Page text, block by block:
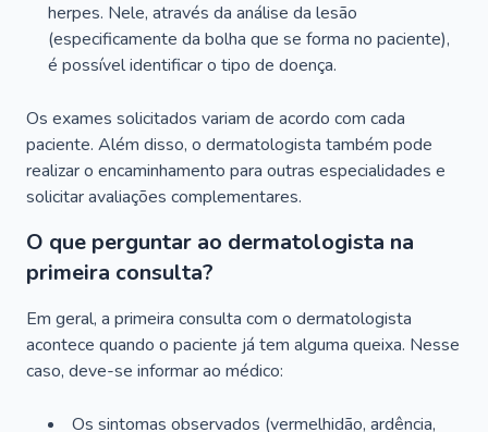
herpes. Nele, através da análise da lesão
(especificamente da bolha que se forma no paciente),
é possível identificar o tipo de doença.
Os exames solicitados variam de acordo com cada
paciente. Além disso, o dermatologista também pode
realizar o encaminhamento para outras especialidades e
solicitar avaliações complementares.
O que perguntar ao dermatologista na
primeira consulta?
Em geral, a primeira consulta com o dermatologista
acontece quando o paciente já tem alguma queixa. Nesse
caso, deve-se informar ao médico:
Os sintomas observados (vermelhidão, ardência,